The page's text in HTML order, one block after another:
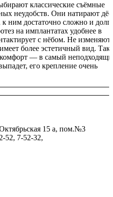
классические съёмные
неудобств. Они натирают
ним достаточно сложно и
на имплантатах удобнее в
с нёбом. Не
более эстетичный вид.
— в самый
его крепление очень
15 а, пом.№3
52, 7-52-32,